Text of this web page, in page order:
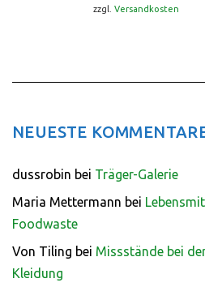
zzgl. Versandkosten
NEUESTE
dussrobin bei Träger-Galerie
Maria Mettermann bei
Foodwaste
Von Tiling bei Missstände bei
Kleidung